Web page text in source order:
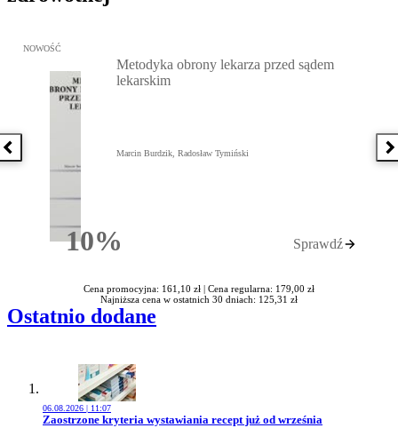
Poprzednia książka
Przejdź do: Metodyka obrony lekarza przed sądem lekarskim,
NOWOŚĆ
10%Rabatu
Metodyka obrony lekarza przed sądem
lekarskim
Marcin Burdzik, Radosław Tymiński
Sprawdź
Cena promocyjna: 161,10 zł | Cena regularna: 179,00 zł
Najniższa cena w ostatnich 30 dniach: 125,31 zł
Ostatnio dodane
06.08.2026 | 11:07
Przejdź do artykułu:
Zaostrzone kryteria wystawiania recept już od września